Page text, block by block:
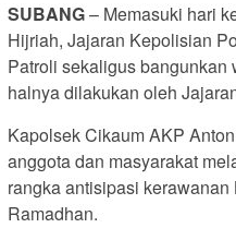
SUBANG– Memasuki hari
Hijriah, Jajaran Kepolisian
Patroli sekaligus bangunkan
halnya dilakukan oleh
Kapolsek Cikaum AKP
anggota dan masyarakat
rangka antisipasi
Ramadhan.